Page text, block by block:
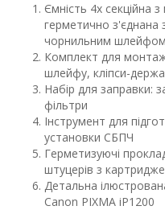
Ємність 4х секційна
герметично з'єднана
чорнильним шлейфом
Комплект для
шлейфу, кліпси-
Набір для заправки:
фільтри
Інструмент для
установки СБПЧ
Герметизуючі
штуцерів з
Детальна
Canon PIXMA iP1200